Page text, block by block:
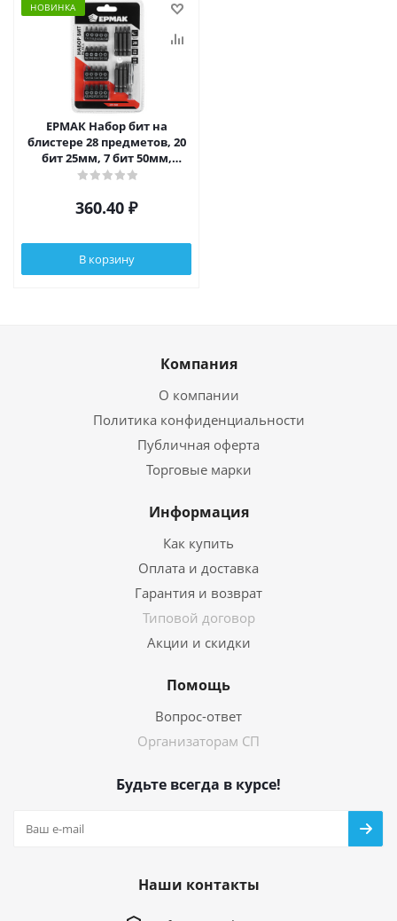
НОВИНКА
ЕРМАК Набор бит на
блистере 28 предметов, 20
бит 25мм, 7 бит 50мм,
магнитный адаптер 60мм
360.40 ₽
В корзину
Компания
О компании
Политика конфиденциальности
Публичная оферта
Торговые марки
Информация
Как купить
Оплата и доставка
Гарантия и возврат
Типовой договор
Акции и скидки
Помощь
Вопрос-ответ
Организаторам СП
Будьте всегда в курсе!
Наши контакты